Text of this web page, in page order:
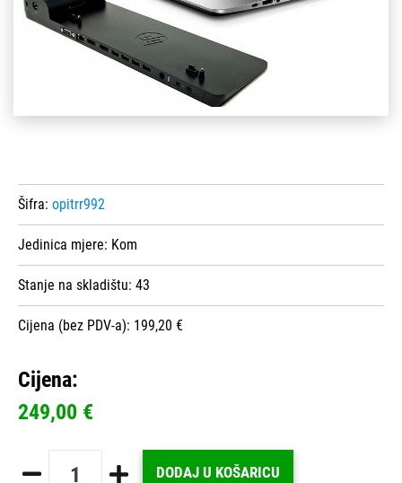
Šifra: opitrr992
Jedinica mjere: Kom
Stanje na skladištu: 43
Cijena (bez PDV-a): 199,20 €
Cijena:
249,00 €
DODAJ U KOŠARICU